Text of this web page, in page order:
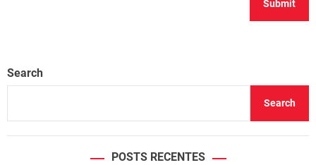
Search
Search
POSTS RECENTES